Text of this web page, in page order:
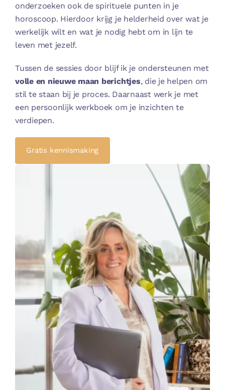
onderzoeken ook de spirituele punten in je
horoscoop. Hierdoor krijg je helderheid over wat je
werkelijk wilt en wat je nodig hebt om in lijn te
leven met jezelf.
Tussen de sessies door blijf ik je ondersteunen met
volle en nieuwe maan berichtjes, die je helpen om
stil te staan bij je proces. Daarnaast werk je met
een persoonlijk werkboek om je inzichten te
verdiepen.
Gratis kennismaking